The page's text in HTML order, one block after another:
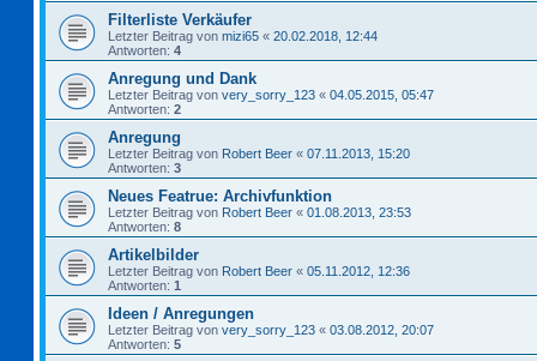
Filterliste Verkäufer
Letzter Beitrag von mizi65 « 20.02.2018, 12:44
Antworten: 4
Anregung und Dank
Letzter Beitrag von very_sorry_123 « 04.05.2015, 05:47
Antworten: 2
Anregung
Letzter Beitrag von Robert Beer « 07.11.2013, 15:20
Antworten: 3
Neues Featrue: Archivfunktion
Letzter Beitrag von Robert Beer « 01.08.2013, 23:53
Antworten: 8
Artikelbilder
Letzter Beitrag von Robert Beer « 05.11.2012, 12:36
Antworten: 1
Ideen / Anregungen
Letzter Beitrag von very_sorry_123 « 03.08.2012, 20:07
Antworten: 5